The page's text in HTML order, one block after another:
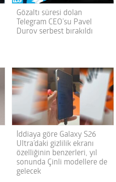
Gözaltı süresi dolan
Telegram CEO’su Pavel
Durov serbest bırakıldı
İddiaya göre Galaxy S26
Ultra’daki gizlilik ekranı
özelliğinin benzerleri, yıl
sonunda Çinli modellere de
gelecek